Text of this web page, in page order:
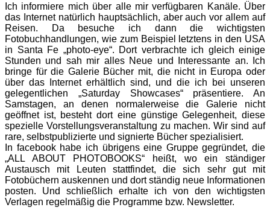
Ich informiere mich über alle mir verfügbaren Kanäle. Über
das Internet natürlich hauptsächlich, aber auch vor allem auf
Reisen. Da besuche ich dann die wichtigsten
Fotobuchhandlungen, wie zum Beispiel letztens in den USA
in Santa Fe „photo-eye“. Dort verbrachte ich gleich einige
Stunden und sah mir alles Neue und Interessante an. Ich
bringe für die Galerie Bücher mit, die nicht in Europa oder
über das Internet erhältlich sind, und die ich bei unseren
gelegentlichen „Saturday Showcases“ präsentiere. An
Samstagen, an denen normalerweise die Galerie nicht
geöffnet ist, besteht dort eine günstige Gelegenheit, diese
spezielle Vorstellungsveranstaltung zu machen. Wir sind auf
rare, selbstpublizierte und signierte Bücher spezialisiert.
In facebook habe ich übrigens eine Gruppe gegründet, die
„ALL ABOUT PHOTOBOOKS“ heißt, wo ein ständiger
Austausch mit Leuten stattfindet, die sich sehr gut mit
Fotobüchern auskennen und dort ständig neue Informationen
posten. Und schließlich erhalte ich von den wichtigsten
Verlagen regelmäßig die Programme bzw. Newsletter.